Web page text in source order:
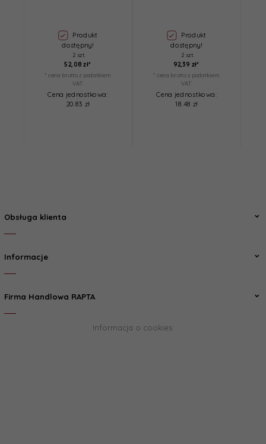
Produkt
dostępny!
2 szt.
52, 08 zł*
* cena brutto z podatkiem
VAT
Cena jednostkowa:
20.83 zł
Produkt
dostępny!
2 szt.
92,39 zł*
* cena brutto z podatkiem
VAT
Cena jednostkowa:
18.48 zł
Obsługa klienta
Informacje
Firma Handlowa RAPTA
Informacja o cookies